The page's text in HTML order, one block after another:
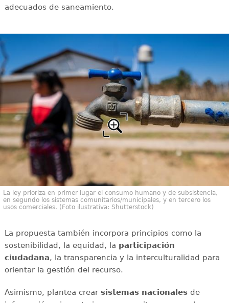
adecuados de saneamiento.
La ley prioriza en primer lugar el consumo humano y de subsistencia,
en segundo los sistemas comunitarios/municipales, y en tercero los
usos comerciales. (Foto ilustrativa: Shutterstock)
La propuesta también incorpora principios como la
sostenibilidad, la equidad, la participación
ciudadana, la transparencia y la interculturalidad para
orientar la gestión del recurso.
Asimismo, plantea crear sistemas nacionalesde